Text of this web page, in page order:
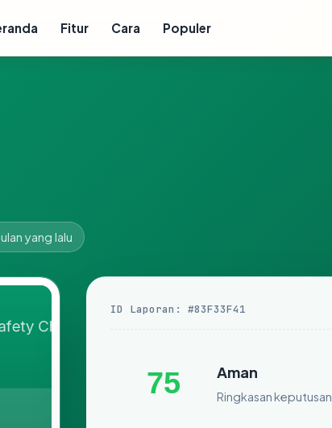
Fitur Cara Populer
yang lalu
ID Laporan: #83F33F41
75 Aman
Ringkasan keputusan